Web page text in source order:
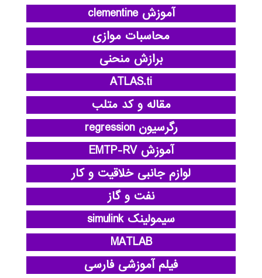
آموزش clementine
محاسبات موازی
برازش منحنی
ATLAS.ti
مقاله و کد متلب
رگرسیون regression
آموزش EMTP-RV
لوازم جانبی خلاقیت و کار
نفت و گاز
سیمولینک simulink
MATLAB
فیلم آموزشی فارسی